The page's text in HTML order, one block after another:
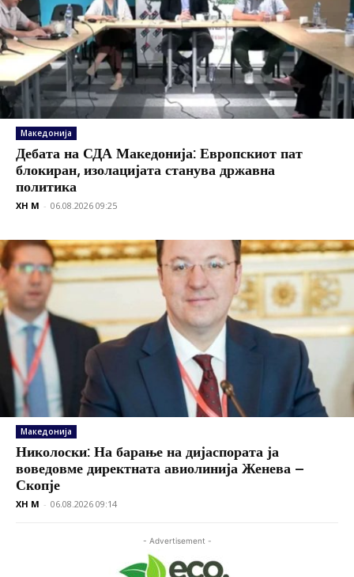
Македонија
Дебата на СДА Македонија: Европскиот пат
блокиран, изолацијата станува државна
политика
XH M - 06.08.2026 09:25
Македонија
Николоски: На барање на дијаспората ја
воведовме директната авиолинија Женева –
Скопје
XH M - 06.08.2026 09:14
- Advertisement -